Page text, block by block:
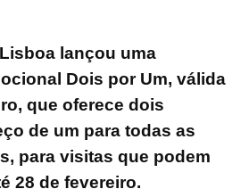
lançou uma
Dois por Um, válida
que oferece dois
de um para todas as
para visitas que podem
28 de fevereiro.